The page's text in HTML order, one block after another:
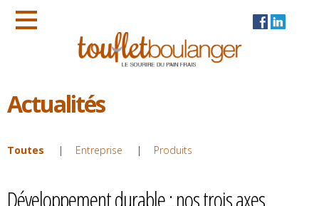
Actualités
Toutes Entreprise Produits
Développement durable : nos trois axes